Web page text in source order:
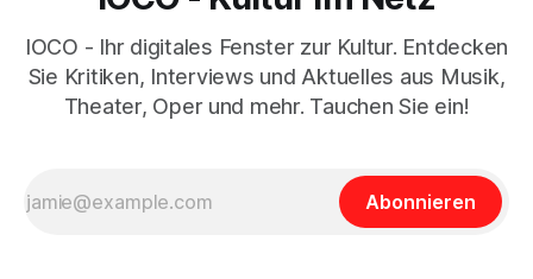
IOCO - Ihr digitales Fenster zur Kultur. Entdecken
Sie Kritiken, Interviews und Aktuelles aus Musik,
Theater, Oper und mehr. Tauchen Sie ein!
Abonnieren